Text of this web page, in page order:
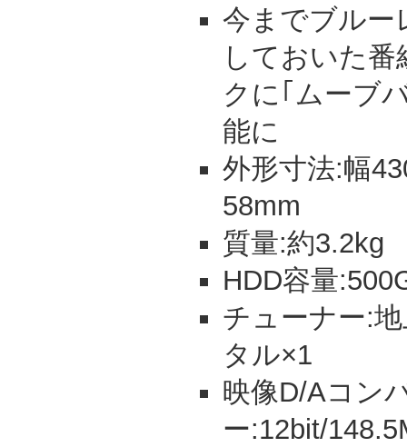
今までブルー
しておいた
クに｢ムーブ
能に
外形寸法:幅
58mm
質量:約3.2kg
HDD容量
チューナー:
タル×1
映像D/Aコン
ー:12bit/